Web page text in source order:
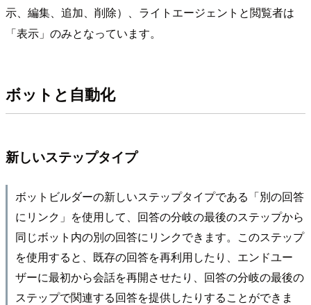
示、編集、追加、削除）、ライトエージェントと閲覧者は
「表示」のみとなっています。
ボットと自動化
新しいステップタイプ
ボットビルダーの新しいステップタイプである「別の回答
にリンク」を使用して、回答の分岐の最後のステップから
同じボット内の別の回答にリンクできます。このステップ
を使用すると、既存の回答を再利用したり、エンドユー
ザーに最初から会話を再開させたり、回答の分岐の最後の
ステップで関連する回答を提供したりすることができま